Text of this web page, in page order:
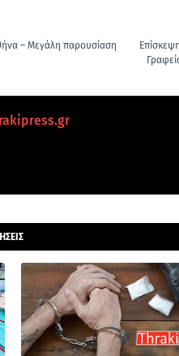
– Μεγάλη παρουσίαση